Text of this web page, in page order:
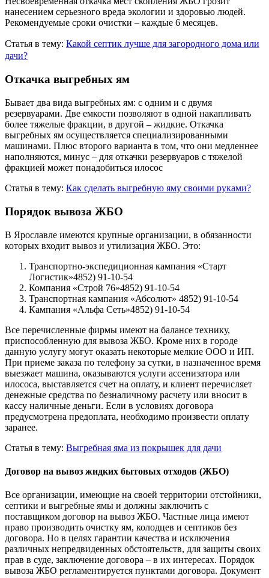
нанесением серьезного вреда экологии и здоровью людей.
Рекомендуемые сроки очистки – каждые 6 месяцев.
Статья в тему: Какой септик лучше для загородного дома или
дачи?
Откачка выгребных ям
Бывает два вида выгребных ям: с одним и с двумя
резервуарами. Две емкости позволяют в одной накапливать
более тяжелые фракции, в другой – жидкие. Откачка
выгребных ям осуществляется специализированными
машинами. Плюс второго варианта в том, что они медленнее
наполняются, минус – для откачки резервуаров с тяжелой
фракцией может понадобиться илосос
Статья в тему: Как сделать выгребную яму своими руками?
Порядок вывоза ЖБО
В Ярославле имеются крупные организации, в обязанности
которых входит вывоз и утилизация ЖБО. Это:
Транспортно-экспедиционная кампания «Старт
Логистик»4852) 91-10-54
Компания «Строй 76»4852) 91-10-54
Транспортная кампания «Абсолют» 4852) 91-10-54
Кампания «Альфа Сеть»4852) 91-10-54
Все перечисленные фирмы имеют на балансе технику,
приспособленную для вывоза ЖБО. Кроме них в городе
данную услугу могут оказать некоторые мелкие ООО и ИП.
При приеме заказа по телефону за сутки, в назначенное время
выезжает машина, оказываются услуги ассенизатора или
илососа, выставляется счет на оплату, и клиент перечисляет
денежные средства по безналичному расчету или вносит в
кассу наличные деньги. Если в условиях договора
предусмотрена предоплата, необходимо произвести оплату
заранее.
Статья в тему: Выгребная яма из покрышек для дачи
Договор на вывоз жидких бытовых отходов (ЖБО)
Все организации, имеющие на своей территории отстойники,
септики и выгребные ямы и должны заключить с
поставщиком договор на вывоз ЖБО. Частные лица имеют
право производить очистку ям, колодцев и септиков без
договора. Но в целях гарантии качества и исключения
различных непредвиденных обстоятельств, для защиты своих
прав в суде, заключение договора – в их интересах. Порядок
вывоза ЖБО регламентируется пунктами договора. Документ